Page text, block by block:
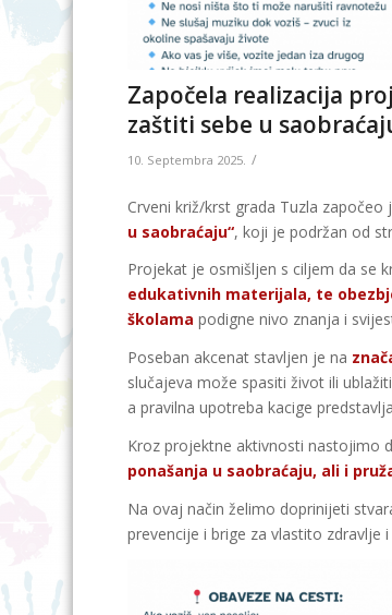
Započela realizacija
zaštiti sebe u
10. Septembra 2025. /
Crveni križ/krst grada Tuzla započeo
u saobraćaju“, koji je podržan od
Projekat je osmišljen s ciljem da se
edukativnih materijala, te
školama podigne nivo znanja i
Poseban akcenat stavljen je na
slučajeva može spasiti život ili
a pravilna upotreba kacige
Kroz projektne aktivnosti nastojimo
ponašanja u saobraćaju, ali i
Na ovaj način želimo doprinijeti
prevencije i brige za vlastito zdravlje